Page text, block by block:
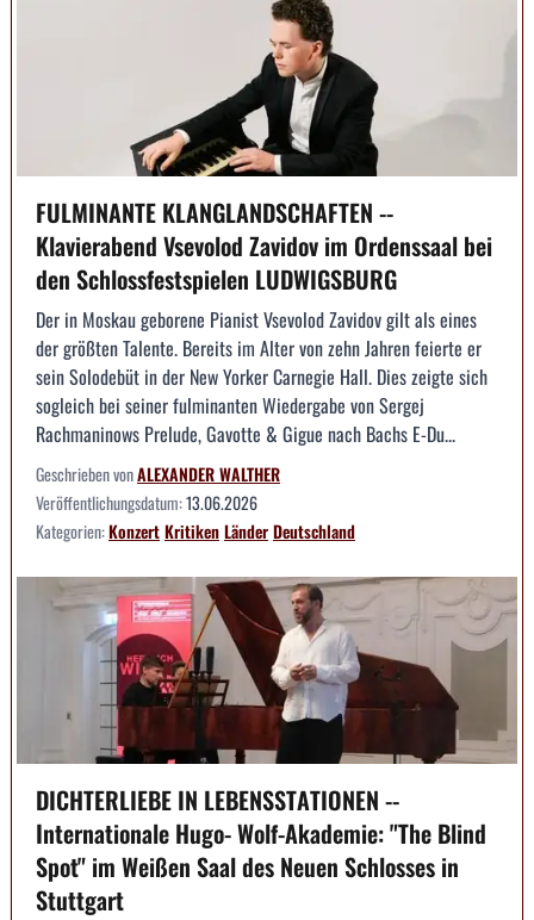
FULMINANTE KLANGLANDSCHAFTEN --
Klavierabend Vsevolod Zavidov im Ordenssaal bei
den Schlossfestspielen LUDWIGSBURG
Der in Moskau geborene Pianist Vsevolod Zavidov gilt als eines
der größten Talente. Bereits im Alter von zehn Jahren feierte er
sein Solodebüt in der New Yorker Carnegie Hall. Dies zeigte sich
sogleich bei seiner fulminanten Wiedergabe von Sergej
Rachmaninows Prelude, Gavotte & Gigue nach Bachs E-Du...
Geschrieben vonALEXANDER WALTHER
Veröffentlichungsdatum:13.06.2026
Kategorien:KonzertKritikenLänderDeutschland
DICHTERLIEBE IN LEBENSSTATIONEN --
Internationale Hugo- Wolf-Akademie: "The Blind
Spot" im Weißen Saal des Neuen Schlosses in
Stuttgart